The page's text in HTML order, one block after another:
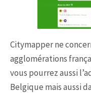
Citymapper ne
agglomérations
vous pourrez aussi
Belgique mais aussi